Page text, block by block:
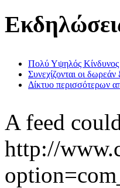
Πολύ Υψηλός Κίνδυνος
Συνεχίζονται οι
Δίκτυο περισσότερων
A feed
http://